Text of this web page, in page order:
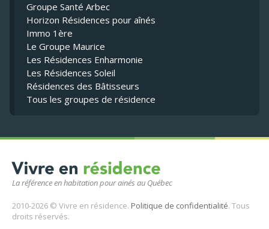
La référence en habitation pour ainés au Québec
2010-2026 © Vivre en résidence. Politique de confidentialité. Tous
droits réservés.
Groupe Santé Arbec
Horizon Résidences pour aînés
Immo 1ère
Le Groupe Maurice
Les Résidences Enharmonie
Les Résidences Soleil
Résidences des Bâtisseurs
Tous les groupes de résidence